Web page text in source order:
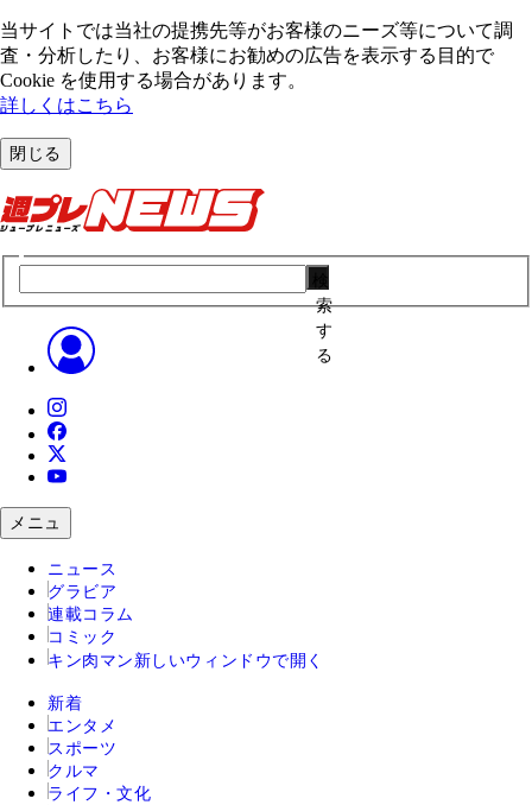
当サイトでは当社の提携先等がお客様のニーズ等について調
査・分析したり、お客様にお勧めの広告を表⽰する⽬的で
Cookie を使⽤する場合があります。
詳しくはこちら
閉じる
索
す
る
メニュ
ニュース
グラビア
連載コラム
コミック
キン肉マン 新しいウィンドウで開く
新着
エンタメ
スポーツ
クルマ
ライフ・文化